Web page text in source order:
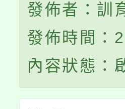
發佈者：訓
發佈時間：
內容狀態：